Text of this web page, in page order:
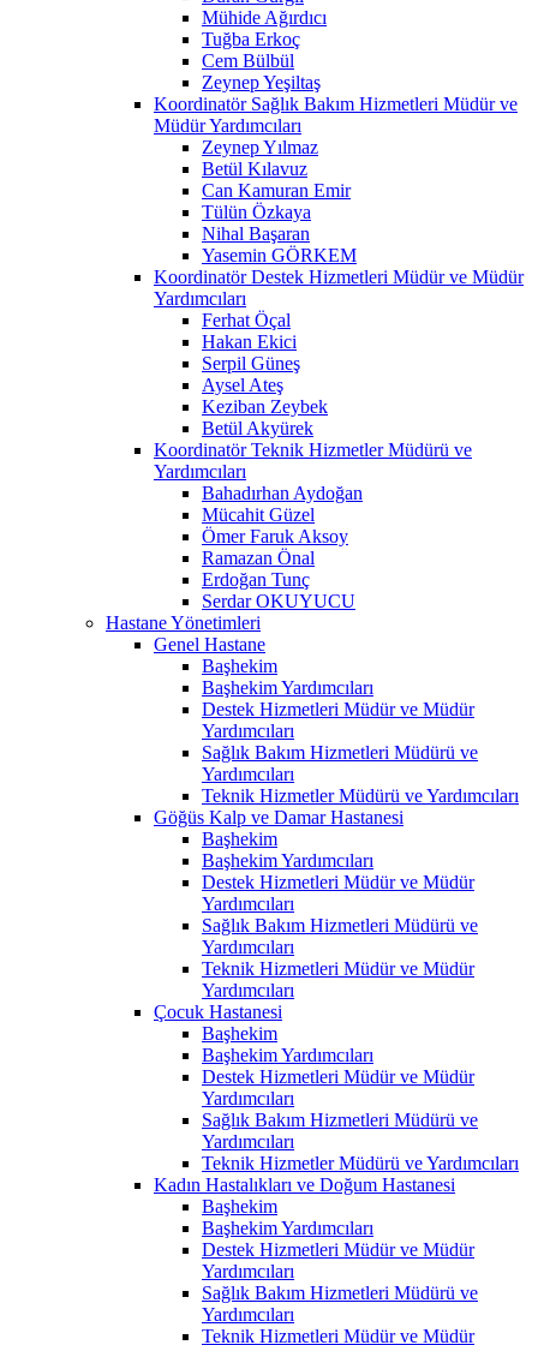
Mühide Ağırdıcı
Tuğba Erkoç
Cem Bülbül
Zeynep Yeşiltaş
Koordinatör Sağlık Bakım Hizmetleri Müdür ve
Müdür Yardımcıları
Zeynep Yılmaz
Betül Kılavuz
Can Kamuran Emir
Tülün Özkaya
Nihal Başaran
Yasemin GÖRKEM
Koordinatör Destek Hizmetleri Müdür ve Müdür
Yardımcıları
Ferhat Öçal
Hakan Ekici
Serpil Güneş
Aysel Ateş
Keziban Zeybek
Betül Akyürek
Koordinatör Teknik Hizmetler Müdürü ve
Yardımcıları
Bahadırhan Aydoğan
Mücahit Güzel
Ömer Faruk Aksoy
Ramazan Önal
Erdoğan Tunç
Serdar OKUYUCU
Hastane Yönetimleri
Genel Hastane
Başhekim
Başhekim Yardımcıları
Destek Hizmetleri Müdür ve Müdür
Yardımcıları
Sağlık Bakım Hizmetleri Müdürü ve
Yardımcıları
Teknik Hizmetler Müdürü ve Yardımcıları
Göğüs Kalp ve Damar Hastanesi
Başhekim
Başhekim Yardımcıları
Destek Hizmetleri Müdür ve Müdür
Yardımcıları
Sağlık Bakım Hizmetleri Müdürü ve
Yardımcıları
Teknik Hizmetleri Müdür ve Müdür
Yardımcıları
Çocuk Hastanesi
Başhekim
Başhekim Yardımcıları
Destek Hizmetleri Müdür ve Müdür
Yardımcıları
Sağlık Bakım Hizmetleri Müdürü ve
Yardımcıları
Teknik Hizmetler Müdürü ve Yardımcıları
Kadın Hastalıkları ve Doğum Hastanesi
Başhekim
Başhekim Yardımcıları
Destek Hizmetleri Müdür ve Müdür
Yardımcıları
Sağlık Bakım Hizmetleri Müdürü ve
Yardımcıları
Teknik Hizmetleri Müdür ve Müdür